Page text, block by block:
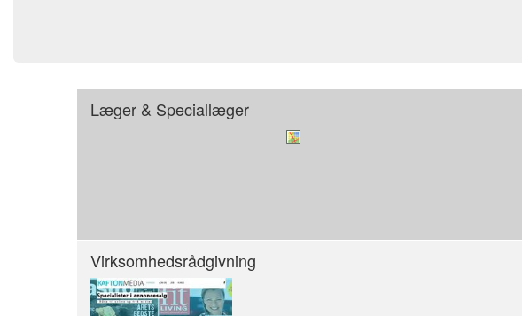
Læger & Speciallæger
Virksomhedsrådgivning